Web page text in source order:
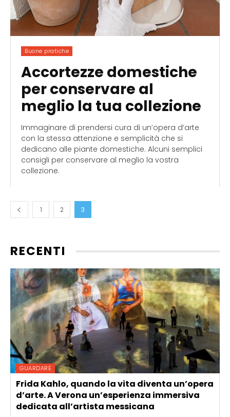
Buone pratiche
Accortezze domestiche
per conservare al
meglio la tua collezione
Immaginare di prendersi cura di un’opera d’arte
con la stessa attenzione e semplicità che si
dedicano alle piante domestiche. Alcuni semplici
consigli per conservare al meglio la vostra
collezione.
1 2 3
RECENTI
GUARDARE
Frida Kahlo, quando la vita diventa un’opera
d’arte. A Verona un’esperienza immersiva
dedicata all’artista messicana